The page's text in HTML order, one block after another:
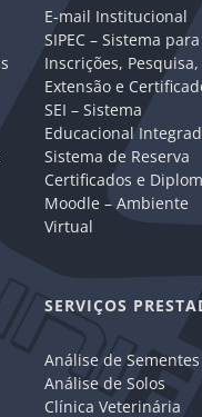
E-mail Institucional
SIPEC – Sistema para
Inscrições, Pesquisa,
Extensão e
SEI – Sistema
Educacional
Sistema de Reserva
Certificados e
Moodle – Ambiente
Virtual
SERVIÇOS
Análise de Sementes
Análise de Solos
Clínica Veterinária